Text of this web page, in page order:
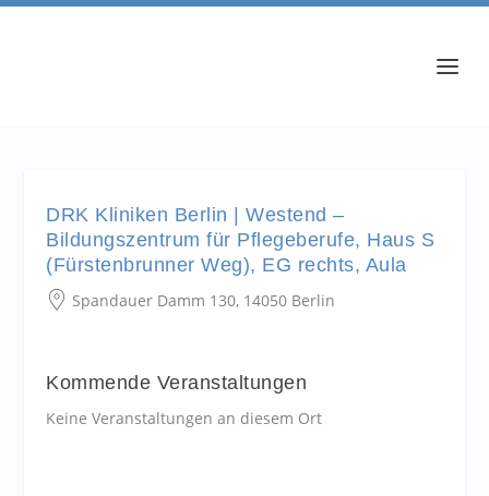
DRK Kliniken Berlin | Westend –
Bildungszentrum für Pflegeberufe, Haus S
(Fürstenbrunner Weg), EG rechts, Aula
Spandauer Damm 130, 14050 Berlin
Kommende Veranstaltungen
Keine Veranstaltungen an diesem Ort